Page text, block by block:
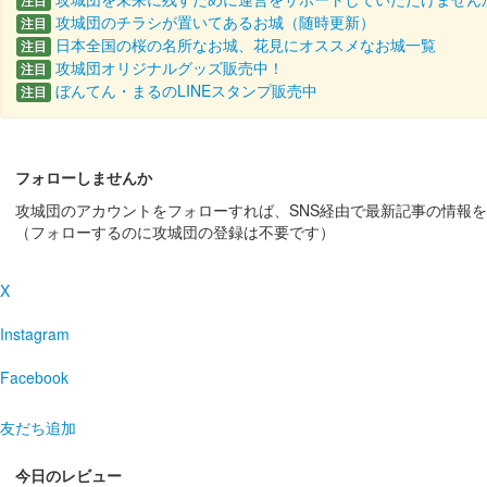
販売終了
「第参回大阪・お城フェス2024」会場内国宝 彦根城・佐
2024年3月2日〜3月3日に開催されたにっぽん城まつり
イン。会……
佐和山城 御城印
注目 攻城団のチラシが置いてあるお城（随時更新）
注目 日本全国の桜の名所なお城、花見にオススメなお城一覧
注目 攻城団オリジナルグッズ販売中！
注目 ぼんてん・まるのLINEスタンプ販売中
フォローしませんか
攻城団のアカウントをフォローすれば、SNS経由で最新記事の情報
（フォローするのに攻城団の登録は不要です）
X
Instagram
Facebook
友だち追加
今日のレビュー